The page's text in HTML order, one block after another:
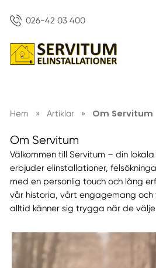
026-42 03 400
Hem » Artiklar » Om Servitum
Om Servitum
Välkommen till Servitum – din
erbjuder elinstallationer,
med en personlig touch och lång
vår historia, vårt engagemang och
alltid känner sig trygga när de